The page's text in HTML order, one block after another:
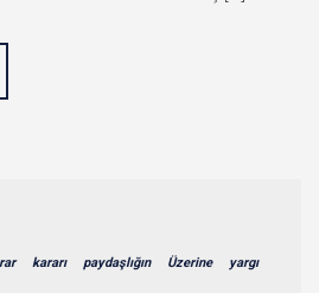
kararı paydaşlığın Üzerine yargı